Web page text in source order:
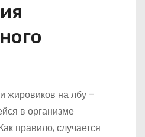
жировиков на лбу –
в организме
правило, случается